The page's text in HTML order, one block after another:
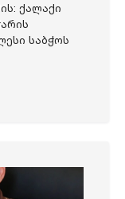
ქალაქი
საბჭოს